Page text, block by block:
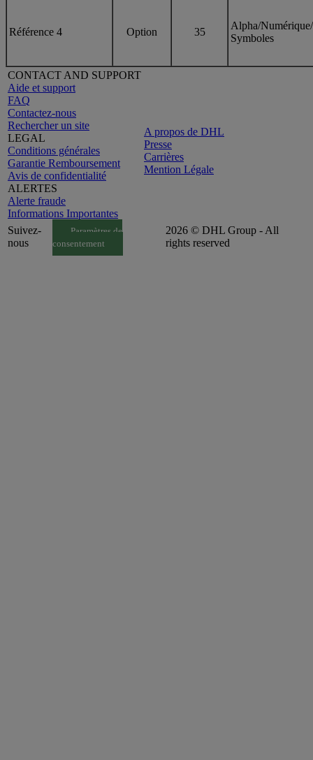
Référence 4 Option 35
Alpha/Numérique/
Symboles
CONTACT AND SUPPORT
Aide et support
FAQ
Contactez-nous
Rechercher un site
LEGAL
Conditions générales
Garantie Remboursement
Avis de confidentialité
ALERTES
Alerte fraude
Informations Importantes
A propos de DHL
Presse
Carrières
Mention Légale
Suivez-
nous
Paramètres de
consentement
2026 © DHL Group - All
rights reserved